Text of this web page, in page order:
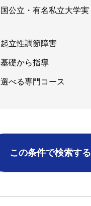
国公立・有名私立大学実
起立性調節障害
基礎から指導
選べる専門コース
この条件で検索する